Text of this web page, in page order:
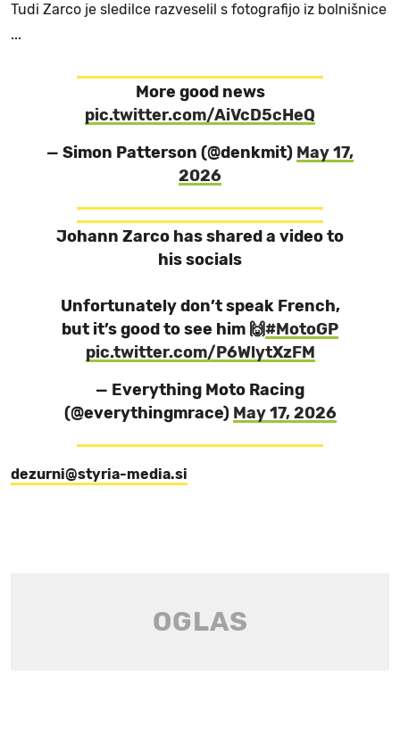
Tudi Zarco je sledilce razveselil s fotografijo iz bolnišnice
...
More good news
pic.twitter.com/AiVcD5cHeQ
— Simon Patterson (@denkmit) May 17,
2026
Johann Zarco has shared a video to
his socials
Unfortunately don’t speak French,
but it’s good to see him 🙌#MotoGP
pic.twitter.com/P6WlytXzFM
— Everything Moto Racing
(@everythingmrace) May 17, 2026
dezurni@styria-media.si